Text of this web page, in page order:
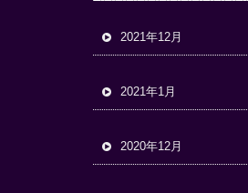
2021年12月
2021年1月
2020年12月